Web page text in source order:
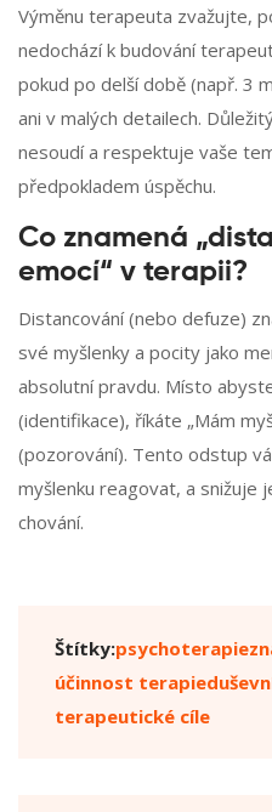
Výměnu terapeuta zvažujte,
nedochází k budování
pokud po delší době (např. 3
ani v malých detailech.
nesoudí a respektuje vaše
předpokladem úspěchu.
Co znamená
emocí“ v terapii?
Distancování (nebo defuze)
své myšlenky a pocity jako
absolutní pravdu. Místo
(identifikace), říkáte „Mám
(pozorování). Tento odstup
myšlenku reagovat, a snižuje
chování.
Štítky:psychoterapie
účinnost terapie
terapeutické cíle